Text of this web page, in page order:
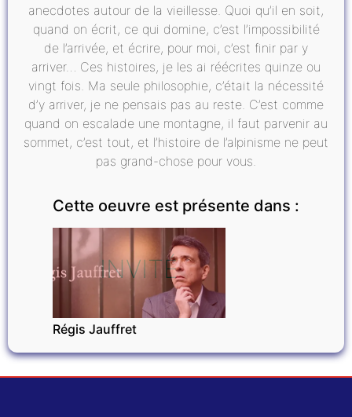
anecdotes autour de la vieillesse. Quoi qu’il en soit,
quand on écrit, ce qui domine, c’est l’impossibilité
de l’arrivée, et écrire, pour moi, c’est finir par y
arriver… Ces histoires, je les ai réécrites quinze ou
vingt fois. Ma seule philosophie, c’était la nécessité
d’y arriver, je ne pensais pas au reste. C’est comme
quand on escalade une montagne, il faut parvenir au
sommet, c’est tout, et l’histoire de l’alpinisme ne peut
pas grand-chose pour vous.
Cette oeuvre est présente dans :
INVITÉ
Régis Jauffret